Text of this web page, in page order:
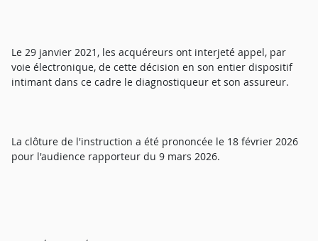
Le 29 janvier 2021, les acquéreurs ont interjeté appel, par
voie électronique, de cette décision en son entier dispositif
intimant dans ce cadre le diagnostiqueur et son assureur.
La clôture de l'instruction a été prononcée le 18 février 2026
pour l'audience rapporteur du 9 mars 2026.